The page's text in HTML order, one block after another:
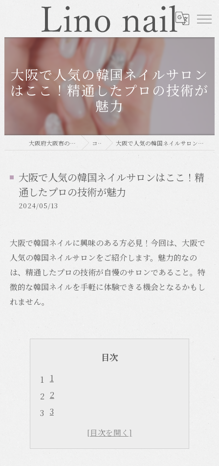
大阪で人気の韓国ネイルサロン
はここ！精通したプロの技術が
魅力
大阪府大阪市のネイルならLino nail コラム 大阪で人気の韓国ネイルサロンはここ！精通したプロの技術が魅力
大阪で人気の韓国ネイルサロンはここ！精
通したプロの技術が魅力
2024/05/13
大阪で韓国ネイルに興味のある方必見！今回は、大阪で
人気の韓国ネイルサロンをご紹介します。魅力的なの
は、精通したプロの技術が自慢のサロンであること。特
徴的な韓国ネイルを手軽に体験できる機会となるかもし
れません。
目次
1
2
3